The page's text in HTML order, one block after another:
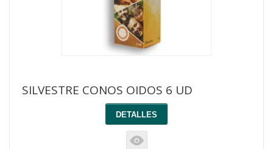
SILVESTRE CONOS OIDOS 6 UD
DETALLES
K